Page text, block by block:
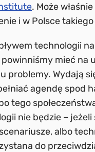
. Może
i w Polsce
technologii na
powinniśmy mieć na
problemy. Wydają
agendę spod
tego
nie będzie – jeżeli
albo
do